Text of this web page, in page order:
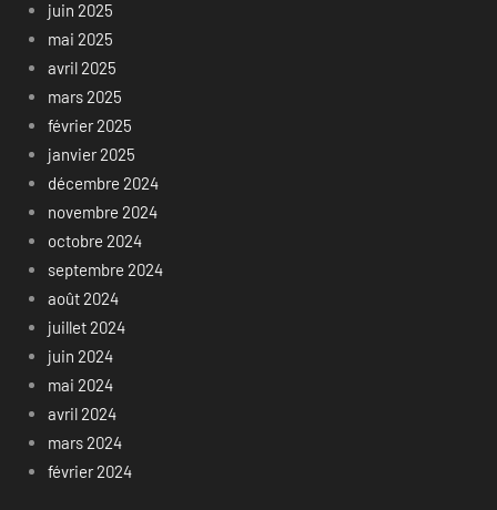
juin 2025
mai 2025
avril 2025
mars 2025
février 2025
janvier 2025
décembre 2024
novembre 2024
octobre 2024
septembre 2024
août 2024
juillet 2024
juin 2024
mai 2024
avril 2024
mars 2024
février 2024